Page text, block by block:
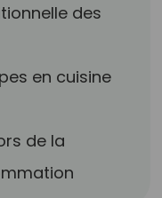
des
en cuisine
de la